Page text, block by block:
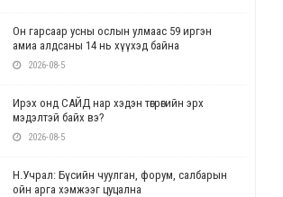
Он гарсаар усны ослын улмаас 59 иргэн
амиа алдсаны 14 нь хүүхэд байна
2026-08-5
Ирэх онд САЙД нар хэдэн төгрөгийн эрх
мэдэлтэй байх вэ?
2026-08-5
Н.Учрал: Бүсийн чуулган, форум, салбарын
ойн арга хэмжээг цуцална